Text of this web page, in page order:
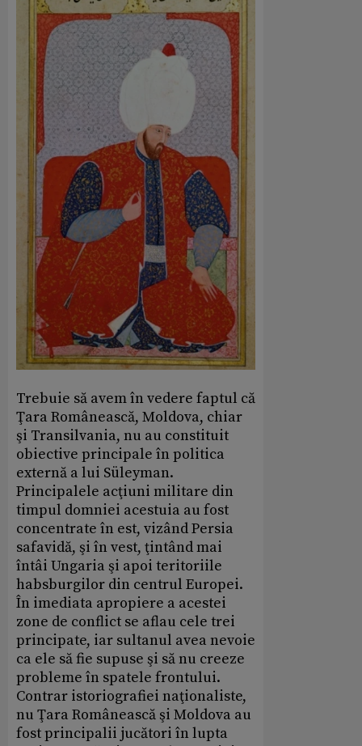
Trebuie să avem în vedere faptul că
Ţara Românească, Moldova, chiar
şi Transilvania, nu au constituit
obiective principale în politica
externă a lui Süleyman.
Principalele acţiuni militare din
timpul domniei acestuia au fost
concentrate în est, vizând Persia
safavidă, şi în vest, ţintând mai
întâi Ungaria şi apoi teritoriile
habsburgilor din centrul Europei.
În imediata apropiere a acestei
zone de conflict se aflau cele trei
principate, iar sultanul avea nevoie
ca ele să fie supuse şi să nu creeze
probleme în spatele frontului.
Contrar istoriografiei naţionaliste,
nu Ţara Românească şi Moldova au
fost principalii jucători în lupta